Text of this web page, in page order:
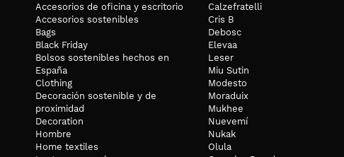
Accesorios de oficina y escritorio
Accesorios sostenibles
Bags
Black Friday
Bolsos sostenibles hechos en
España
Clothing
Decoración sostenible y de
proximidad
Decoration
Hombre
Home textiles
Calzefratelli
Cris B
Debosc
Elevaa
Leser
Miu Sutin
Modesto
Moraduix
Mukhee
Nuevemí
Nukak
Olula